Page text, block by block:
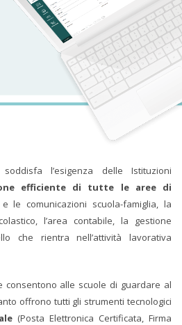
l’esigenza delle Istituzioni
efficiente di tutte le aree di
le comunicazioni scuola-famiglia, la
l’area contabile, la gestione
che rientra nell’attività lavorativa
consentono alle scuole di guardare al
offrono tutti gli strumenti tecnologici
(Posta Elettronica Certificata, Firma